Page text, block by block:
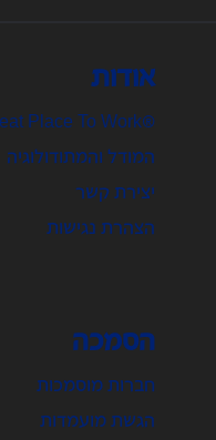
אודות
®Great Place To Work | אודות
המודל והמתודולוגיה
יצירת קשר
הצהרת נגישות
הסמכה
חברות מוסמכות
הגשת מועמדות